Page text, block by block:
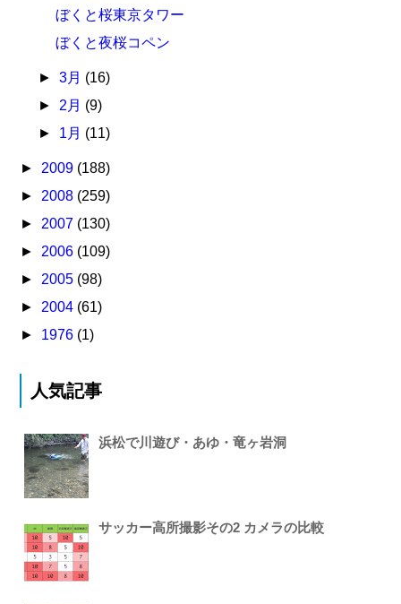
ぼくと桜東京タワー
ぼくと夜桜コペン
► 3月 (16)
► 2月 (9)
► 1月 (11)
► 2009 (188)
► 2008 (259)
► 2007 (130)
► 2006 (109)
► 2005 (98)
► 2004 (61)
► 1976 (1)
人気記事
浜松で川遊び・あゆ・竜ヶ岩洞
サッカー高所撮影その2 カメラの比較